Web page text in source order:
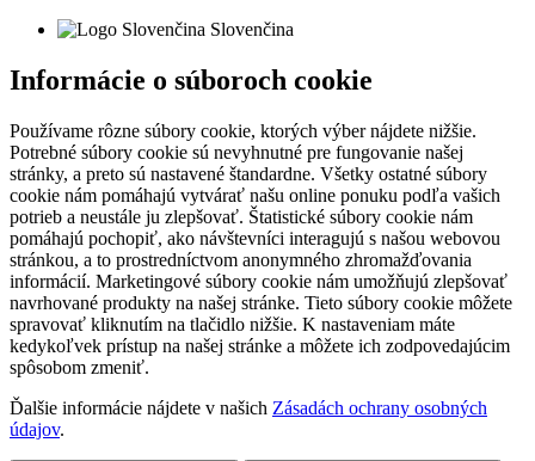
Slovenčina
Informácie o súboroch cookie
Používame rôzne súbory cookie, ktorých výber nájdete nižšie.
Potrebné súbory cookie sú nevyhnutné pre fungovanie našej
stránky, a preto sú nastavené štandardne. Všetky ostatné súbory
cookie nám pomáhajú vytvárať našu online ponuku podľa vašich
potrieb a neustále ju zlepšovať. Štatistické súbory cookie nám
pomáhajú pochopiť, ako návštevníci interagujú s našou webovou
stránkou, a to prostredníctvom anonymného zhromažďovania
informácií. Marketingové súbory cookie nám umožňujú zlepšovať
navrhované produkty na našej stránke. Tieto súbory cookie môžete
spravovať kliknutím na tlačidlo nižšie. K nastaveniam máte
kedykoľvek prístup na našej stránke a môžete ich zodpovedajúcim
spôsobom zmeniť.
Ďalšie informácie nájdete v našich Zásadách ochrany osobných
údajov.